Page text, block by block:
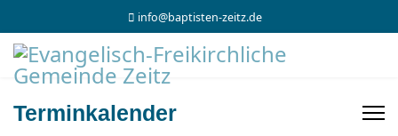
info@baptisten-zeitz.de
Terminkalender